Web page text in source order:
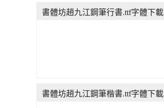
書體坊趙九江鋼筆行書.ttf字體下載
書體坊趙九江鋼筆楷書.ttf字體下載